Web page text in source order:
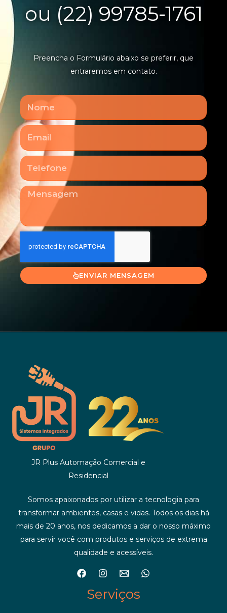
ou (22) 99785-1761
Preencha o Formulário abaixo se preferir, que
entraremos em contato.
Nome
Email
Telefone
Mensagem
ENVIAR MENSAGEM
JR Plus Automação Comercial e
Residencial
Somos apaixonados por utilizar a tecnologia para
transformar ambientes, casas e vidas. Todos os dias há
mais de 20 anos, nos dedicamos a dar o nosso máximo
para servir você com produtos e serviços de extrema
qualidade e acessíveis.
Serviços